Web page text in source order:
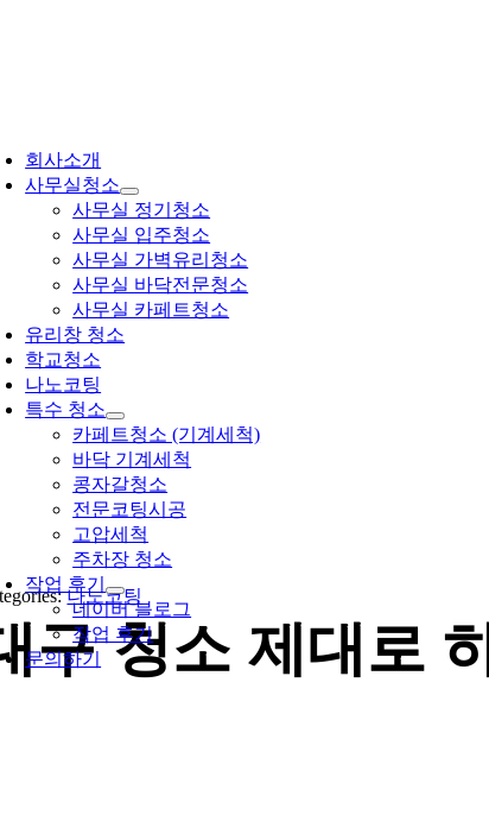
뛰
기
회사소개
사무실청소
사무실 정기청소
사무실 입주청소
사무실 가벽유리청소
사무실 바닥전문청소
사무실 카페트청소
유리창 청소
학교청소
나노코팅
특수 청소
카페트청소 (기계세척)
바닥 기계세척
콩자갈청소
전문코팅시공
고압세척
주차장 청소
작업 후기
네이버 블로그
작업 후기
문의하기
나노코팅
구 청소 제대로